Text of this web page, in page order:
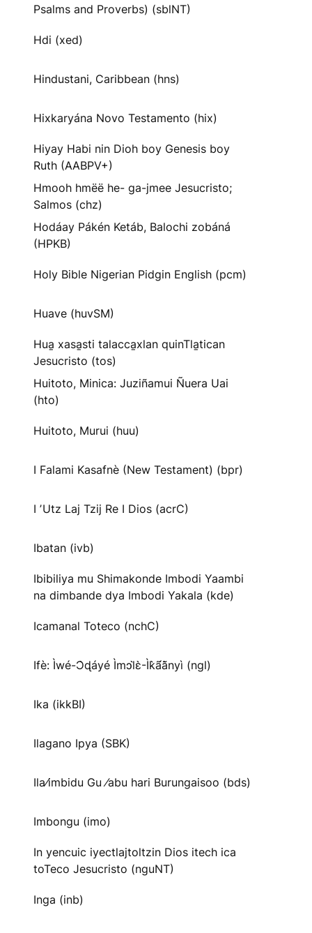
Psalms and Proverbs) (sblNT)
Hdi (xed)
Hindustani, Caribbean (hns)
Hixkaryána Novo Testamento (hix)
Hiyay Habi nin Dioh boy Genesis boy
Ruth (AABPV+)
Hmooh hmëë he- ga-jmee Jesucristo;
Salmos (chz)
Hodáay Pákén Ketáb, Balochi zobáná
(HPKB)
Holy Bible Nigerian Pidgin English (pcm)
Huave (huvSM)
Hua̱ xasa̱sti talacca̱xlan quinTla̱tican
Jesucristo (tos)
Huitoto, Minica: Juziñamui Ñuera Uai
(hto)
Huitoto, Murui (huu)
I Falami Kasafnè (New Testament) (bpr)
I ʼUtz Laj Tzij Re I Dios (acrC)
Ibatan (ivb)
Ibibiliya mu Shimakonde Imbodi Yaambi
na dimbande dya Imbodi Yakala (kde)
Icamanal Toteco (nchC)
Ifè: Ìwé-Ɔ̀ɖáyé Ìmↄl̀ɛ̀-Ìk̀ã́ã̀nyì (ngl)
Ika (ikkBI)
Ilagano Ipya (SBK)
Ila⁄imbidu Gu ⁄abu hari Burungaisoo (bds)
Imbongu (imo)
In yencuic iyectlajtoltzin Dios itech ica
toTeco Jesucristo (nguNT)
Inga (inb)